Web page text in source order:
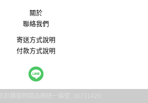
關於
聯絡我們
寄送方式說明
付款方式說明